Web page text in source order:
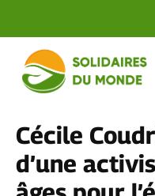
contenu
Cécile
d’une